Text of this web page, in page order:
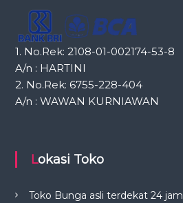
1. No.Rek: 2108-01-002174-53-8
A/n : HARTINI
2. No.Rek: 6755-228-404
A/n : WAWAN KURNIAWAN
Lokasi Toko
Toko Bunga asli terdekat 24 jam